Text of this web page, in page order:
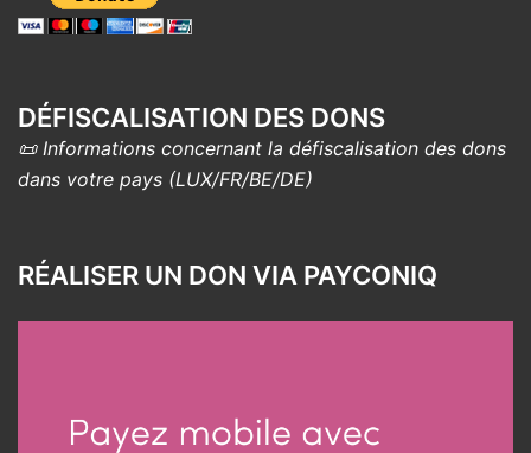
DÉFISCALISATION DES DONS
📜 Informations concernant la défiscalisation des dons
dans votre pays (LUX/FR/BE/DE)
RÉALISER UN DON VIA PAYCONIQ